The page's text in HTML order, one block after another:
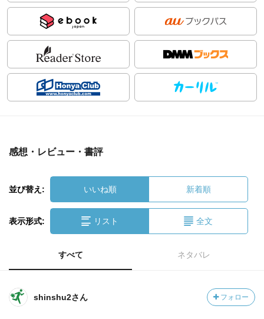
感想・レビュー・書評
並び替え: いいね順 新着順
表示形式: リスト 全文
すべて ネタバレ
shinshu2さん フォロー